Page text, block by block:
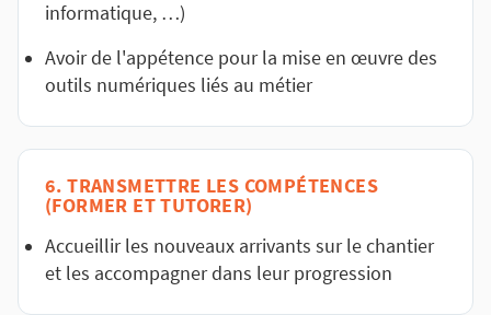
informatique, …)
Avoir de l'appétence pour la mise en œuvre des
outils numériques liés au métier
6. TRANSMETTRE LES COMPÉTENCES
(FORMER ET TUTORER)
Accueillir les nouveaux arrivants sur le chantier
et les accompagner dans leur progression